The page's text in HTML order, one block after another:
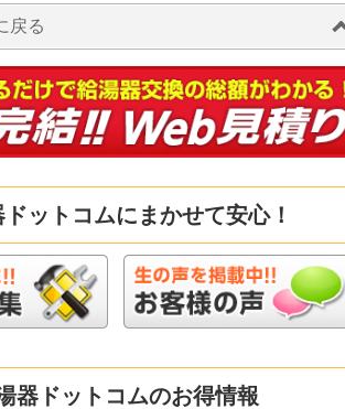
戻る
ットコムにまかせて安心！
器ドットコムのお得情報